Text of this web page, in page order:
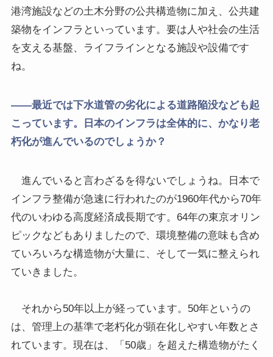
港湾施設などの土木分野の公共構造物に加え、公共建
築物をインフラといっています。要は人や社会の生活
を支える基盤、ライフラインとなる施設や設備です
ね。
――最近では下水道管の劣化による道路陥没なども起
こっています。日本のインフラは全体的に、かなり老
朽化が進んでいるのでしょうか？
進んでいると言わざるを得ないでしょうね。日本で
インフラ整備が急速に行われたのが1960年代から70年
代のいわゆる高度経済成長期です。64年の東京オリン
ピックなどもありましたので、環境整備の意味も含め
ていろいろな構造物が大量に、そして一気に整えられ
ていきました。
それから50年以上が経っています。50年というの
は、管理上の基準で老朽化が顕在化しやすい年数とさ
れています。現在は、「50歳」を超えた構造物がたく